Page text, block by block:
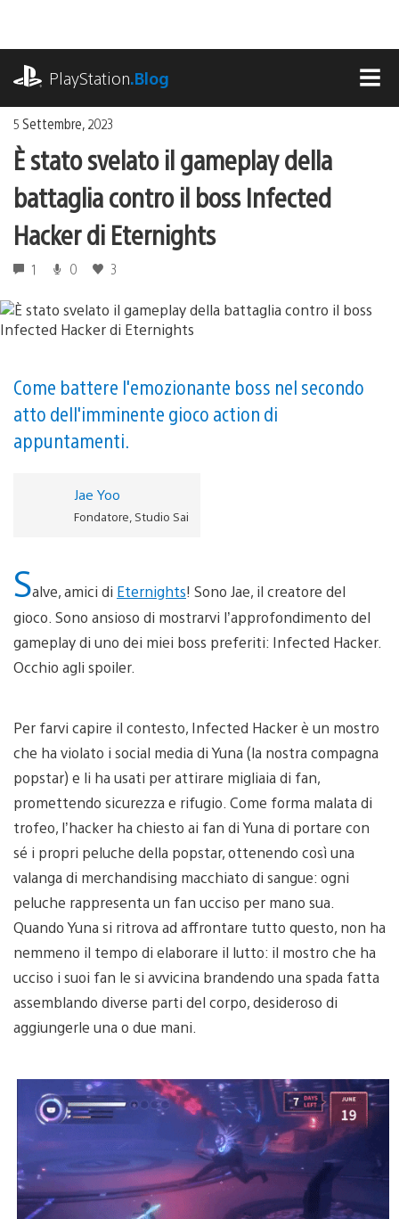
contenuto
PlayStation.Blog
5 Settembre, 2023
È stato svelato il gameplay della
battaglia contro il boss Infected
Hacker di Eternights
1 0 3
Come battere l'emozionante boss nel secondo
atto dell'imminente gioco action di
appuntamenti.
Jae Yoo
Fondatore, Studio Sai
Salve, amici di Eternights! Sono Jae, il creatore del
gioco. Sono ansioso di mostrarvi l’approfondimento del
gameplay di uno dei miei boss preferiti: Infected Hacker.
Occhio agli spoiler.
Per farvi capire il contesto, Infected Hacker è un mostro
che ha violato i social media di Yuna (la nostra compagna
popstar) e li ha usati per attirare migliaia di fan,
promettendo sicurezza e rifugio. Come forma malata di
trofeo, l’hacker ha chiesto ai fan di Yuna di portare con
sé i propri peluche della popstar, ottenendo così una
valanga di merchandising macchiato di sangue: ogni
peluche rappresenta un fan ucciso per mano sua.
Quando Yuna si ritrova ad affrontare tutto questo, non ha
nemmeno il tempo di elaborare il lutto: il mostro che ha
ucciso i suoi fan le si avvicina brandendo una spada fatta
assemblando diverse parti del corpo, desideroso di
aggiungerle una o due mani.